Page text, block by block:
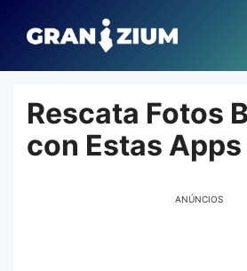
para
conteúdo
Rescata Fotos
con Estas Apps
ANÚNCIOS